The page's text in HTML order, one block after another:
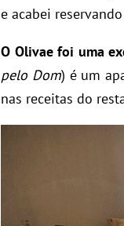
e acabei
O Olivae foi uma
pelo Dom) é um
nas receitas do